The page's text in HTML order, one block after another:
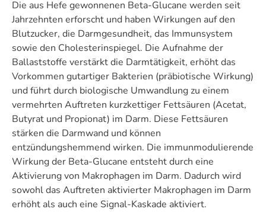
Die aus Hefe gewonnenen Beta-Glucane werden seit
Jahrzehnten erforscht und haben Wirkungen auf den
Blutzucker, die Darmgesundheit, das Immunsystem
sowie den Cholesterinspiegel. Die Aufnahme der
Ballaststoffe verstärkt die Darmtätigkeit, erhöht das
Vorkommen gutartiger Bakterien (präbiotische Wirkung)
und führt durch biologische Umwandlung zu einem
vermehrten Auftreten kurzkettiger Fettsäuren (Acetat,
Butyrat und Propionat) im Darm. Diese Fettsäuren
stärken die Darmwand und können
entzündungshemmend wirken. Die immunmodulierende
Wirkung der Beta-Glucane entsteht durch eine
Aktivierung von Makrophagen im Darm. Dadurch wird
sowohl das Auftreten aktivierter Makrophagen im Darm
erhöht als auch eine Signal-Kaskade aktiviert.